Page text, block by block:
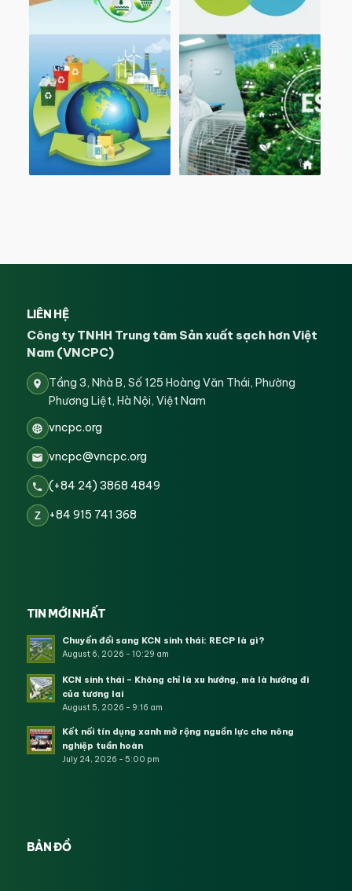
LIÊN HỆ
Công ty TNHH Trung tâm Sản xuất sạch hơn Việt
Nam (VNCPC)
Tầng 3, Nhà B, Số 125 Hoàng Văn Thái, Phường
Phương Liệt, Hà Nội, Việt Nam
vncpc.org
vncpc@vncpc.org
(+84 24) 3868 4849
Z +84 915 741 368
TIN MỚI NHẤT
Chuyển đổi sang KCN sinh thái: RECP là gì?
August 6, 2026 - 10:29 am
KCN sinh thái – Không chỉ là xu hướng, mà là hướng đi
của tương lai
August 5, 2026 - 9:16 am
Kết nối tín dụng xanh mở rộng nguồn lực cho nông
nghiệp tuần hoàn
July 24, 2026 - 5:00 pm
BẢN ĐỒ